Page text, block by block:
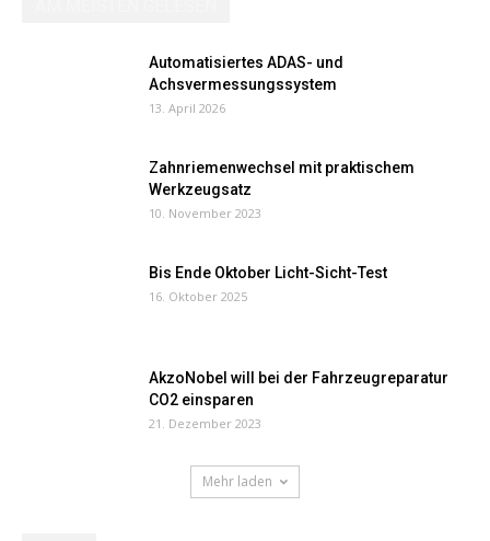
Automatisiertes ADAS- und
Achsvermessungssystem
13. April 2026
Zahnriemenwechsel mit praktischem
Werkzeugsatz
10. November 2023
Bis Ende Oktober Licht-Sicht-Test
16. Oktober 2025
AkzoNobel will bei der Fahrzeugreparatur
CO2 einsparen
21. Dezember 2023
Mehr laden